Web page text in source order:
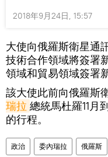
2018年9月24日, 15:57
大使向俄羅斯衛星通
技術合作領域將簽署
領域和貿易領域簽署
該大使此前向俄羅斯
瑞拉 總統馬杜羅11月
的行程。
政治 委內瑞拉 俄羅斯